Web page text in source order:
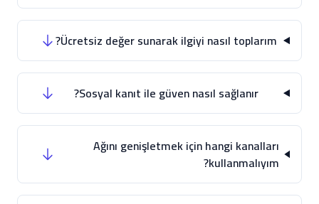
Ücretsiz değer sunarak ilgiyi nasıl toplarım?
Sosyal kanıt ile güven nasıl sağlanır?
Ağını genişletmek için hangi kanalları
kullanmalıyım?